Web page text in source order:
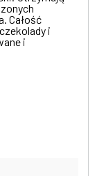
Całość
i
i